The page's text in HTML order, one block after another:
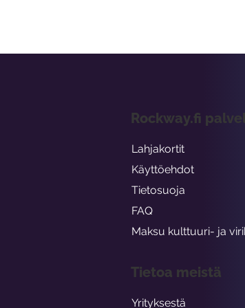
Rockway.fi
Lahjakortit
Käyttöehdot
Tietosuoja
FAQ
Maksu kulttuuri- ja
Tietoa meistä
Yrityksestä